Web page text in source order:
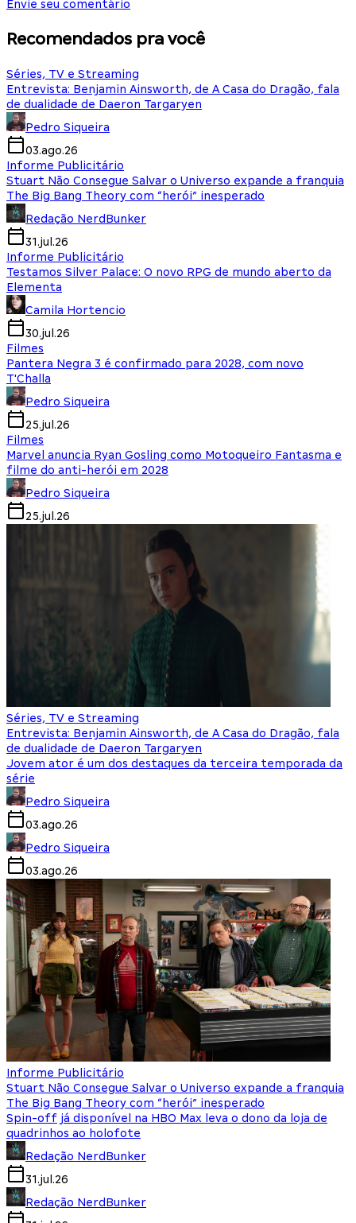
Envie seu comentário
Recomendados pra você
Séries, TV e Streaming
Entrevista: Benjamin Ainsworth, de A Casa do Dragão, fala
de dualidade de Daeron Targaryen
Pedro Siqueira
03.ago.26
Informe Publicitário
Stuart Não Consegue Salvar o Universo expande a franquia
The Big Bang Theory com “herói” inesperado
Redação NerdBunker
31.jul.26
Informe Publicitário
Testamos Silver Palace: O novo RPG de mundo aberto da
Elementa
Camila Hortencio
30.jul.26
Filmes
Pantera Negra 3 é confirmado para 2028, com novo
T'Challa
Pedro Siqueira
25.jul.26
Filmes
Marvel anuncia Ryan Gosling como Motoqueiro Fantasma e
filme do anti-herói em 2028
Pedro Siqueira
25.jul.26
Séries, TV e Streaming
Entrevista: Benjamin Ainsworth, de A Casa do Dragão, fala
de dualidade de Daeron Targaryen
Jovem ator é um dos destaques da terceira temporada da
série
Pedro Siqueira
03.ago.26
Pedro Siqueira
03.ago.26
Informe Publicitário
Stuart Não Consegue Salvar o Universo expande a franquia
The Big Bang Theory com “herói” inesperado
Spin-off já disponível na HBO Max leva o dono da loja de
quadrinhos ao holofote
Redação NerdBunker
31.jul.26
Redação NerdBunker